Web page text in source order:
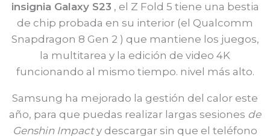
insignia Galaxy S23 , el Z Fold 5 tiene una bestia
de chip probada en su interior (el Qualcomm
Snapdragon 8 Gen 2 ) que mantiene los juegos,
la multitarea y la edición de video 4K
funcionando al mismo tiempo. nivel más alto.
Samsung ha mejorado la gestión del calor este
año, para que puedas realizar largas sesiones de
Genshin Impacty descargar sin que el teléfono